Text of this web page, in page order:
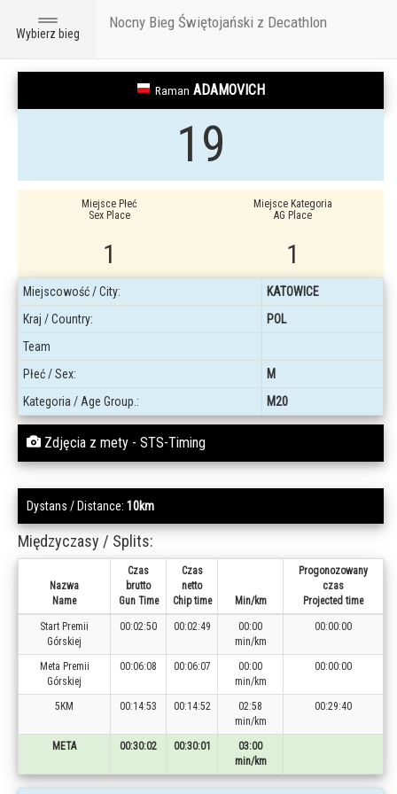
Toggle
navigation
Wybierz bieg
Nocny Bieg Świętojański z Decathlon
Raman ADAMOVICH
19
Miejsce Płeć
Sex Place
1
Miejsce Kategoria
AG Place
1
Miejscowość / City:
KATOWICE
Kraj / Country:
POL
Team
Płeć / Sex:
M
Kategoria / Age Group.:
M20
Zdjęcia z mety - STS-Timing
Dystans / Distance: 10km
Międzyczasy / Splits:
Nazwa
Name
Czas
brutto
Gun Time
Czas
netto
Chip time
Min/km
Progonozowany
czas
Projected time
Start Premii
Górskiej
00:02:50 00:02:49
00:00
min/km
00:00:00
Meta Premii
Górskiej
00:06:08 00:06:07
00:00
min/km
00:00:00
5KM 00:14:53 00:14:52
02:58
min/km
00:29:40
META 00:30:02 00:30:01
03:00
min/km